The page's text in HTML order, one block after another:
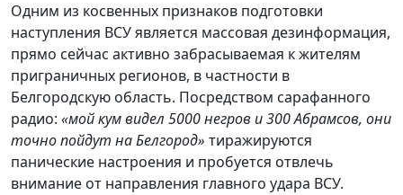
Одним из косвенных признаков подготовки
наступления ВСУ является массовая дезинформация,
прямо сейчас активно забрасываемая к жителям
приграничных регионов, в частности в
Белгородскую область. Посредством сарафанного
радио: «мой кум видел 5000 негров и 300 Абрамсов, они
точно пойдут на Белгород» тиражируются
панические настроения и пробуется отвлечь
внимание от направления главного удара ВСУ.